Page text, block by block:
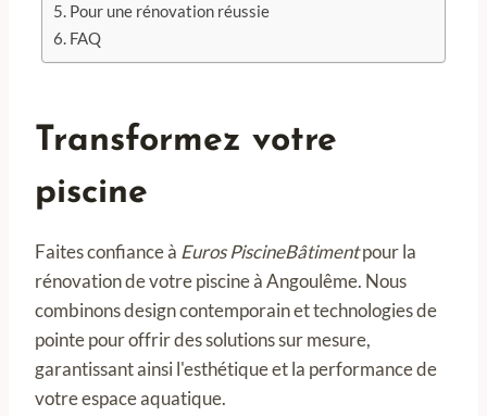
Pour une rénovation réussie
FAQ
Transformez votre
piscine
Faites confiance à Euros PiscineBâtimentpour la
rénovation de votre piscine à Angoulême. Nous
combinons design contemporain et technologies de
pointe pour offrir des solutions sur mesure,
garantissant ainsi l'esthétique et la performance de
votre espace aquatique.